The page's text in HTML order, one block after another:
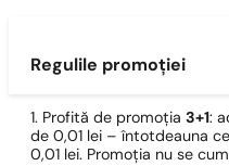
Regulile promoției
1. Profită de promoția 3+1:
de 0,01 lei – întotdeauna
0,01 lei. Promoția nu se